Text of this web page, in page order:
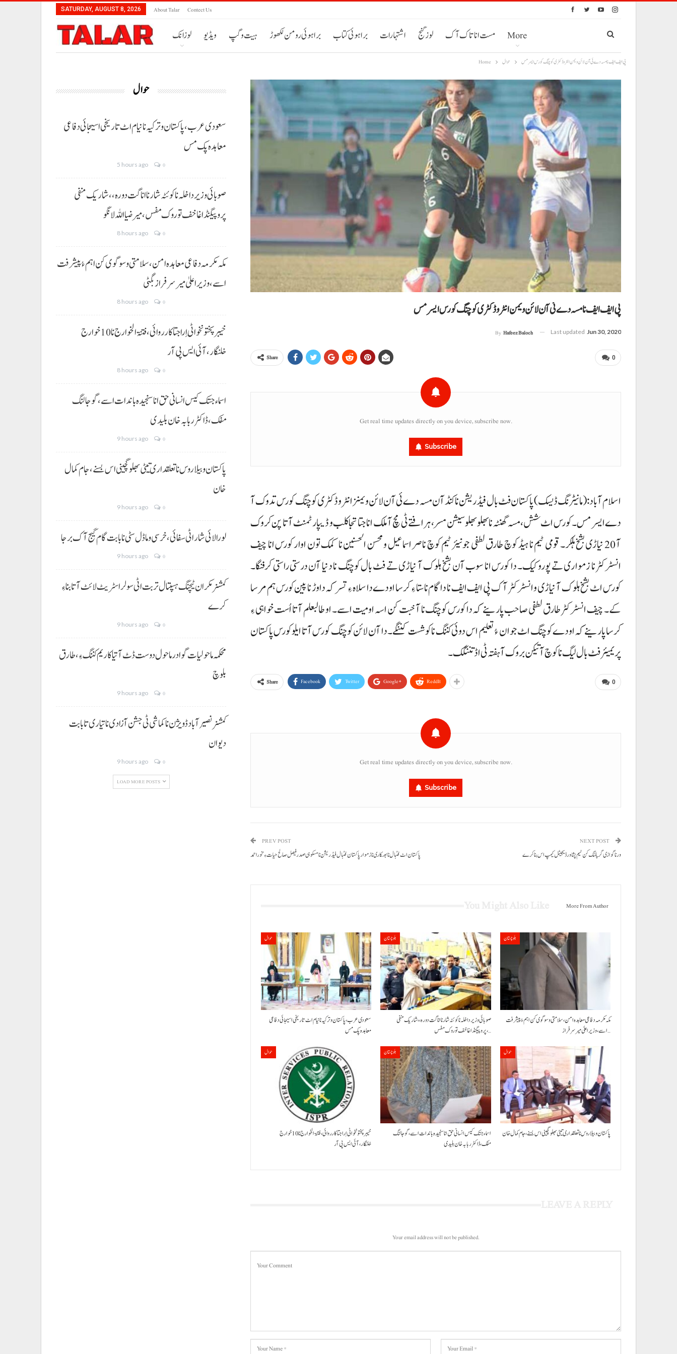
SATURDAY, AUGUST 8, 2026 About Talar Contect Us
لوزانک ویڈیو ہیت و گپ براہوئی رومن لکھوڑ براہوئی کتاب اشتہارات لوز گنج مست انا تاک آک More
Home حوال پی ایف ایف نا مسہ دے ئی آن لائن ویمن انٹرو ڈکٹری کوچنگ کورس ایسر مس
پی ایف ایف نا مسہ دے ئی آن لائن ویمن انٹرو ڈکٹری کوچنگ کورس ایسر مس
By Hafeez Baloch Last updated Jun 30, 2020
0
Share
Get real time updates directly on you device, subscribe now.
Subscribe
اسلام آباد: (مانیٹرنگ ڈیسک) پاکستان فٹ بال فیڈریشن نا کنڈآن مسہ دے ئی آن لائن ویمنز انٹرو ڈکٹری کوچنگ کورس تدوک آ
دے ایسر مس۔ کورس اٹ شش، مسہ گھنٹہ نا بھلو بھلو سیشن مسر، ہرافتے ٹی مچ آ ملک انا جتا تجا کلب و ڈیپارٹمنٹ آتا پن کروک
آ 20 نیاڑی بشخ ہلکر۔ قومی ٹیم نا ہیڈ کوچ طارق لطفی جونیئر ٹیم کوچ ناصر اسماعیل و محسن الحسنین نا کمک تون اوار کورس انا چیف
انسٹرکٹر نا زمواری تے پورو کیک۔ دا کورس انا سوب آن بشخ ہلوک آ نیاڑی تے فٹ بال کوچنگ نا دنیا آن درستی راستی کرفنگا۔
کورس اٹ بشخ ہلوک آ نیاڑی و انسٹرکٹر آک پی ایف ایف نا دا گام نا ستا ءِ کرسا اودے دا سلاہ ءِ تسر کہ داوڑ نا پین کورس ہم مرسا
کے۔ چیف انسٹرکٹر طارق لطفی صاحب پارینے کہ دا کورس کوچنگ نا آخبت کن اسہ اومیت اسے۔ او طالبعلم آتا اُست خواہی ءِ
کرسا پارینے کہ اودے کوچنگ اٹ جوان ءُ تعلیم اس دوئی کننگ نا کوشست کننگے۔ دا آن لائن کوچنگ کورس آتا ایلو کورس پاکستان
پریمیئر فٹ بال لیگ نا کوچ آتیکن بروک آ ہفتہ ٹی اڈ تننگک۔
0
Share Facebook Twitter Google+ ReddIt
Get real time updates directly on you device, subscribe now.
Subscribe
PREV POST
پاکستان اٹ فٹبال نا بھسکاری نا زموار پاکستان فٹبال فیڈریشن نا مسکوہی صدر فیصل صالح حیات ءِ‘ نوراحمد
NEXT POST
ورنا گوازی گر پٹنگ کن ٹیم پشاور ڈیجیٹل کیمپ اس بنا کرے
More From Author
حوال
سعودی عرب، پاکستان و ترکیہ نا نیام اٹ تاریخی اسیجائی دفاعی
معاہدہ پک مس
بلوچستان
صوبائی وزیر داخلہ نا کوئٹہ شار نا اناگت دورہ،، شاریک منفی
پروپیگنڈا غا خف توروک مفس،…
بلوچستان
مکہ مکرمہ دفاعی معاہدہ امن، سلامتی و سوگوی کن اہم ءُ پیشرفت
اسے،وزیراعلیٰ میر سرفراز…
حوال
خیبر پختونخوا ٹی اِرا جتا کارروائی، فتنۃ الخوارج نا 10خوارج
خلنگار،آئی ایس پی آر
بلوچستان
اسماء جتک کیس انسانی حق انا سنجیدہ باندات اسے، گوجالنگ
مفک،ڈاکٹر ربابہ خان بلیدی
حوال
پاکستان و بیلاروس نا تعلقداری تیٹی بھلو گچینی اس بسنے، جام کمال خان
Your email address will not be published.
حوال
سعودی عرب، پاکستان و ترکیہ نا نیام اٹ تاریخی اسیجائی دفاعی
معاہدہ پک مس
5 hours ago 0
صوبائی وزیر داخلہ نا کوئٹہ شار نا اناگت دورہ،، شاریک منفی
پروپیگنڈا غا خف توروک مفس، میر ضیا اللہ لانگو
8 hours ago 0
مکہ مکرمہ دفاعی معاہدہ امن، سلامتی و سوگوی کن اہم ءُ پیشرفت
اسے،وزیراعلیٰ میر سرفراز بگٹی
8 hours ago 0
خیبر پختونخوا ٹی اِرا جتا کارروائی، فتنۃ الخوارج نا 10خوارج
خلنگار،آئی ایس پی آر
8 hours ago 0
اسماء جتک کیس انسانی حق انا سنجیدہ باندات اسے، گوجالنگ
مفک،ڈاکٹر ربابہ خان بلیدی
9 hours ago 0
پاکستان و بیلاروس نا تعلقداری تیٹی بھلو گچینی اس بسنے، جام کمال
خان
9 hours ago 0
لورالائی شار اٹی سفائی، خرسی و ماڈل سٹی نا بابت گام گیج آک برجا
9 hours ago 0
کمشنر مکران ٹیچنگ ہسپتال تربت اٹی سولر اسٹریٹ لائٹ آتا بناءِ
کرے
9 hours ago 0
محکمہ ماحولیات گوادر ماحول دوست ڈٹ آتیا کاریم کننگ ءِ، طارق
بلوچ
9 hours ago 0
کمشنر نصیر آباد ڈویژن نا کماشی ٹی جشن آزادی نا تیاری تا بابت
دیوان
9 hours ago 0
LOAD MORE POSTS